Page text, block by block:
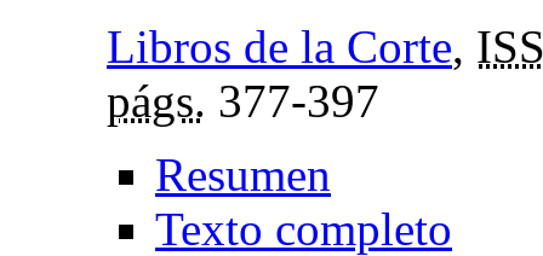
Libros de la Corte,
págs. 377-397
Resumen
Texto completo